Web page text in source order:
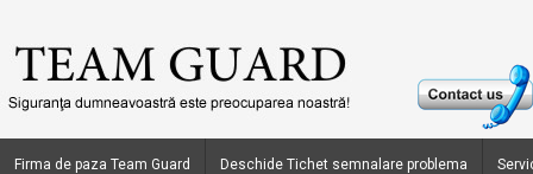
Firma de paza Team Guard Deschide Tichet semnalare problema